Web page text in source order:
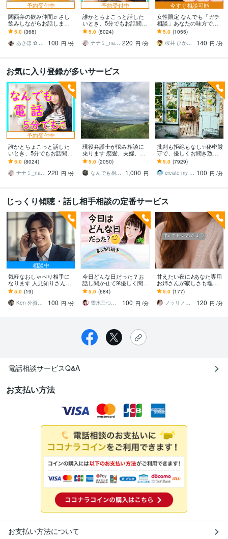
予約受付中
関西弁の飲み仲間♬さし
飲みしながらお話します
何となく話したい✨酔った
時のいい気分のまま⭐︎お話
しましょう
5.0 (368)
あきほ ✿ 元気を届ける関西女子✨
100 円 /分
予約受付中
誰かとちょこっと話した
いとき、5分でもお話聞き
ます 疲れた～、でもカウ
ンセリングじゃない、な
んとなく雑談聞いて～
5.0 (8024)
ナナミ_nanami 220 円 /分
今すぐ相談可能
女性限定 なんでも「ガチ
相談」あなたの味方で話
ます 男性目線で、あなた
の恋の“答え”を言葉にしま
す。
5.0 (1055)
桜井 ひかる｜経験豊富の恋愛相談室
140 円 /分
お気に入り登録が多いサービス
予約受付中
誰かとちょこっと話した
いとき、5分でもお話聞き
ます 疲れた～、でもカウ
ンセリングじゃない、な
んとなく雑談聞いて～
5.0 (8024)
ナナミ_nanami 220 円 /分
現役弁護士が悩み相談に
乗ります 恋愛、夫婦、学
校、会社、お金，単なる
愚痴など何でもOK！
5.0 (2050)
なんでも相談員
1,000 円
批判も拒絶もなし✨秘密厳
守で、優しくお聞き致し
ます ✨お試し１分から✨
違うかな？と思ったら途
中で切って構いません
5.0 (7929)
create my life 100 円 /分
じっくり傾聴・話し相手相談の定番サービス
相談中
気軽なおしゃべり相手に
なります 人見知りさんも
大歓迎！あなた専属の話
し相手です！
5.0 (19)
Ken 外資系サラリーマン
100 円 /分
今日どんな日だった？お
話し聞かせてꕤ優しく聞き
ます カウンセリングじゃ
なくてイイ♪まったり/の
んびり/穏やかに♡
5.0 (684)
雪水三つ葉☘️あったかコミュニケーション
100 円 /分
甘えたい夜に♪あなた専用
お姉さんが寂しさも埋め
ます ひとりで我慢しない
で。甘え下手でも、優し
く受け止めるよ
5.0 (177)
ノッリノリDj⭐︎ちかこ⭐︎
120 円 /分
電話相談サービスQ&A
お支払い方法
お支払い方法について